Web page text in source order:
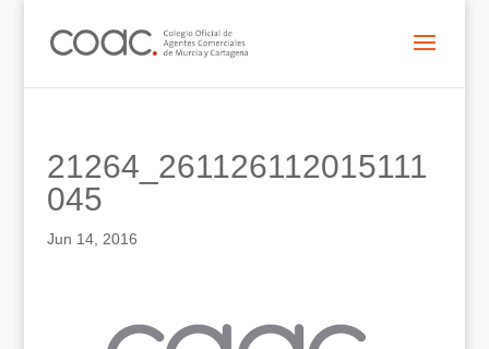
21264_261126112015111
045
Jun 14, 2016